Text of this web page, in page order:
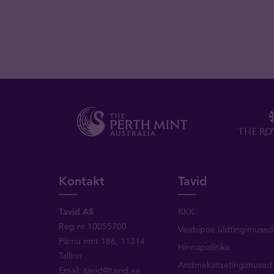
Kontakt
Tavid AS
Reg nr 10055700
Pärnu mnt 186, 11314
Tallinn
Email:tavid@tavid.ee
Tavid
KKK
Veebipoe üldtingimused
Hinnapoliitika
Andmekaitsetingimused